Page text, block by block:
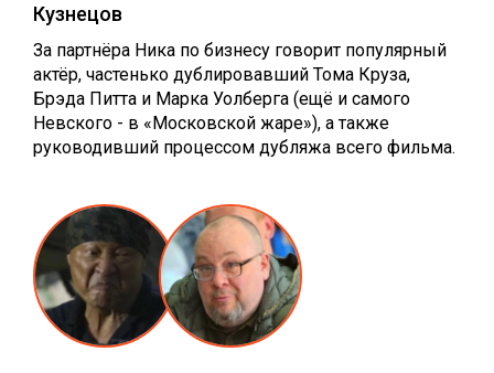
Кузнецов
За партнёра Ника по бизнесу говорит популярный
актёр, частенько дублировавший Тома Круза,
Брэда Питта и Марка Уолберга (ещё и самого
Невского - в «Московской жаре»), а также
руководивший процессом дубляжа всего фильма.